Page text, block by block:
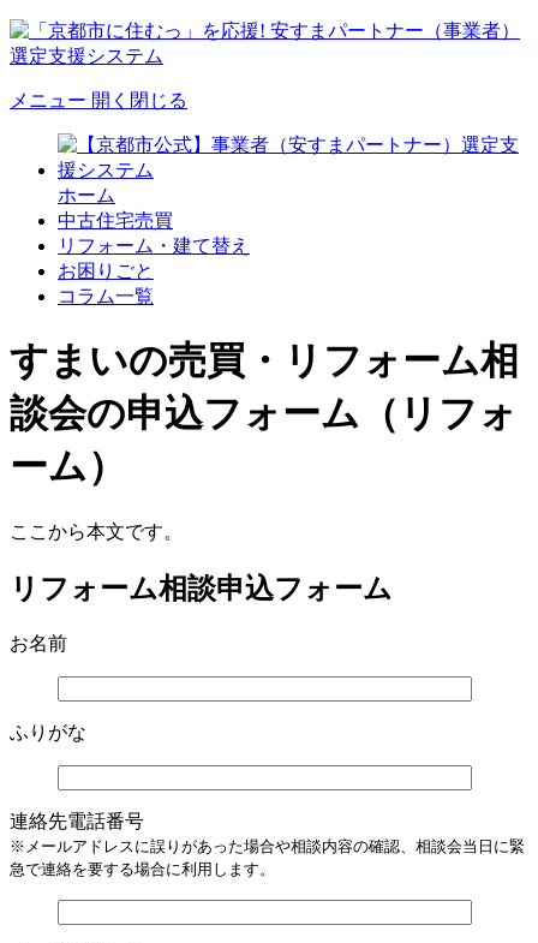
メニュー 開く 閉じる
ホーム
中古住宅売買
リフォーム・建て替え
お困りごと
コラム一覧
すまいの売買・リフォーム相
談会の申込フォーム（リフォ
ーム）
ここから本文です。
リフォーム相談申込フォーム
お名前
ふりがな
連絡先電話番号
※メールアドレスに誤りがあった場合や相談内容の確認、相談会当日に緊
急で連絡を要する場合に利用します。